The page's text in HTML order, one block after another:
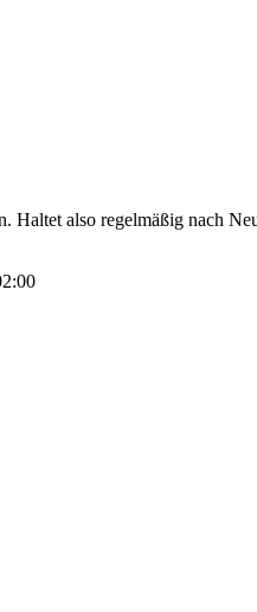
also regelmäßig nach